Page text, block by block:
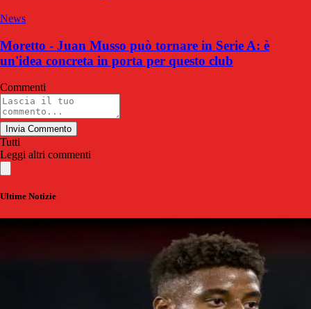
News
Moretto - Juan Musso può tornare in Serie A: è
un'idea concreta in porta per questo club
Commenti
Invia Commento
Tutti
Leggi altri commenti
Ultime Notizie